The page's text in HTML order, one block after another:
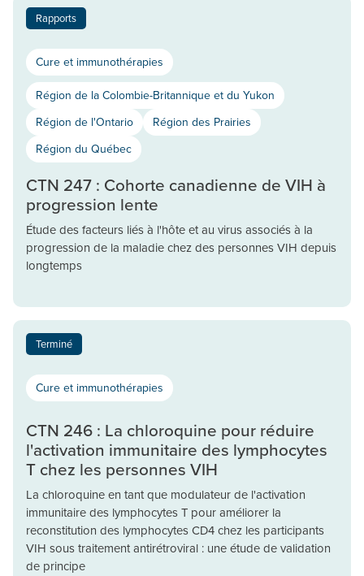
Rapports
Cure et immunothérapies
Région de la Colombie-Britannique et du Yukon
Région de l'Ontario
Région des Prairies
Région du Québec
CTN 247 : Cohorte canadienne de VIH à
progression lente
Étude des facteurs liés à l'hôte et au virus associés à la
progression de la maladie chez des personnes VIH depuis
longtemps
Terminé
Cure et immunothérapies
CTN 246 : La chloroquine pour réduire
l'activation immunitaire des lymphocytes
T chez les personnes VIH
La chloroquine en tant que modulateur de l'activation
immunitaire des lymphocytes T pour améliorer la
reconstitution des lymphocytes CD4 chez les participants
VIH sous traitement antirétroviral : une étude de validation
de principe